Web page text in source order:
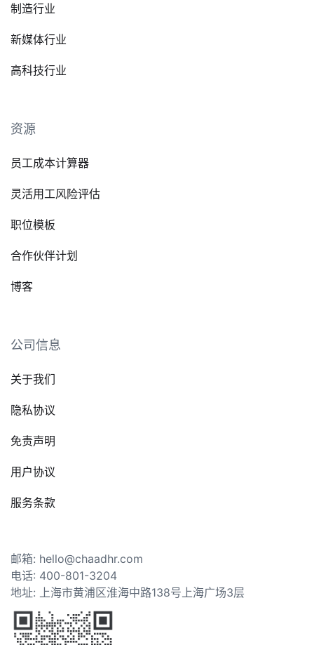
制造行业
新媒体行业
高科技行业
资源
员工成本计算器
灵活用工风险评估
职位模板
合作伙伴计划
博客
公司信息
关于我们
隐私协议
免责声明
用户协议
服务条款
邮箱: hello@chaadhr.com
电话: 400-801-3204
地址: 上海市黄浦区淮海中路138号上海广场3层